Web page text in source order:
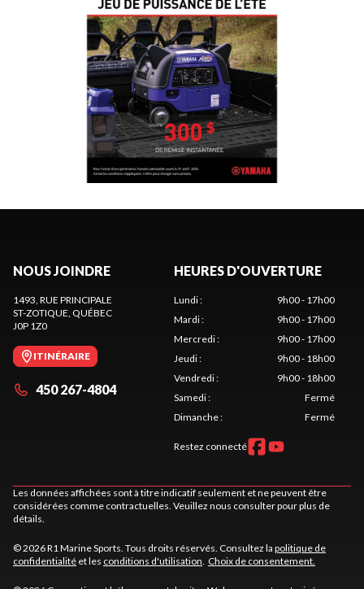
NOUS JOINDRE
1493, RUE PRINCIPALE
ST-ZOTIQUE, QUÉBEC
J0P 1Z0
ITINÉRAIRE
450 267-4804
HEURES D'OUVERTURE
Lundi:
9h00 - 17h00
Mardi:
9h00 - 17h00
Mercredi:
9h00 - 17h00
Jeudi:
9h00 - 18h00
Vendredi:
9h00 - 18h00
Samedi:
Fermé
Dimanche: Fermé
Restez connecté
Les données affichées sont à titre indicatif seulement et ne peuvent être
considérées comme contractuelles. Veuillez nous consulter pour plus de
détails.
© 2026 R1 Marine Sports. Tous droits réservés. Consultez la politique de
confidentialité et les conditions d'utilisation. Choix de consentement.